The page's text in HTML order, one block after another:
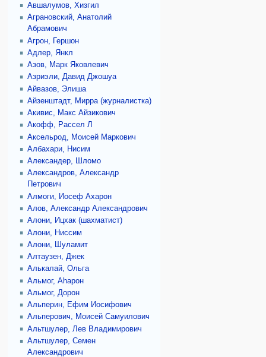
Авшалумов, Хизгил
Аграновский, Анатолий
Абрамович
Агрон, Гершон
Адлер, Янкл
Азов, Марк Яковлевич
Азриэли, Давид Джошуа
Айвазов, Элиша
Айзенштадт, Мирра (журналистка)
Акивис, Макс Айзикович
Акофф, Рассел Л
Аксельрод, Моисей Маркович
Албахари, Нисим
Александер, Шломо
Александров, Александр
Петрович
Алмоги, Иосеф Ахарон
Алов, Александр Александрович
Алони, Ицхак (шахматист)
Алони, Ниссим
Алони, Шуламит
Алтаузен, Джек
Алькалай, Ольга
Альмог, Аhарон
Альмог, Дорон
Альперин, Ефим Иосифович
Альперович, Моисей Самуилович
Альтшулер, Лев Владимирович
Альтшулер, Семен
Александрович